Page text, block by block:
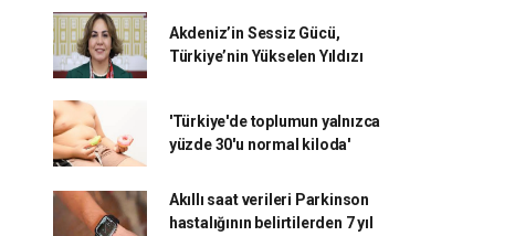
Akdeniz’in Sessiz Gücü,
Türkiye’nin Yükselen Yıldızı
'Türkiye'de toplumun yalnızca
yüzde 30'u normal kiloda'
Akıllı saat verileri Parkinson
hastalığının belirtilerden 7 yıl